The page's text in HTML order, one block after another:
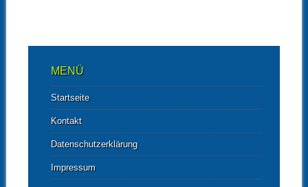
MENÜ
Startseite
Kontakt
Datenschutzerklärung
Impressum